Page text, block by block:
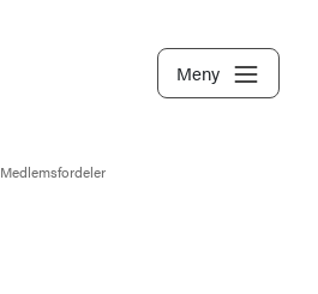
Meny
Medlemsfordeler